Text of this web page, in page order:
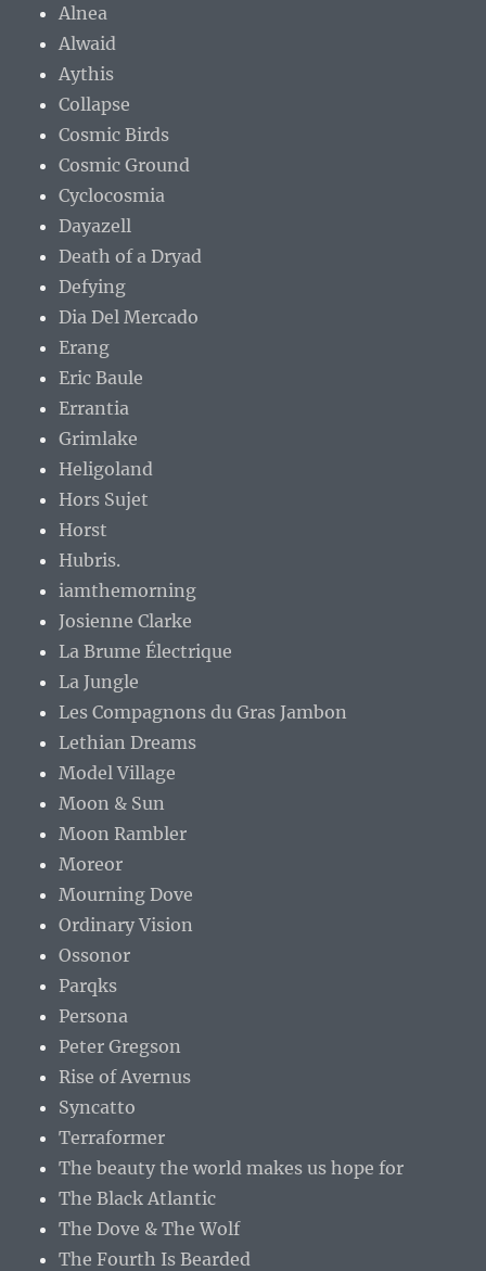
Alnea
Alwaid
Aythis
Collapse
Cosmic Birds
Cosmic Ground
Cyclocosmia
Dayazell
Death of a Dryad
Defying
Dia Del Mercado
Erang
Eric Baule
Errantia
Grimlake
Heligoland
Hors Sujet
Horst
Hubris.
iamthemorning
Josienne Clarke
La Brume Électrique
La Jungle
Les Compagnons du Gras Jambon
Lethian Dreams
Model Village
Moon & Sun
Moon Rambler
Moreor
Mourning Dove
Ordinary Vision
Ossonor
Parqks
Persona
Peter Gregson
Rise of Avernus
Syncatto
Terraformer
The beauty the world makes us hope for
The Black Atlantic
The Dove & The Wolf
The Fourth Is Bearded